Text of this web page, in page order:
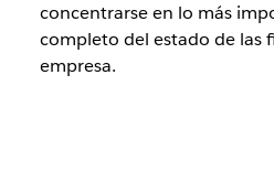
concentrarse en lo más
completo del estado de las
empresa.